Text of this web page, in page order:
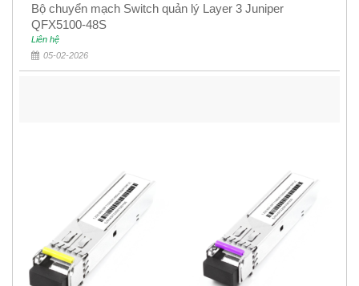
Bộ chuyển mạch Switch quản lý Layer 3 Juniper
QFX5100-48S
Liên hệ
05-02-2026